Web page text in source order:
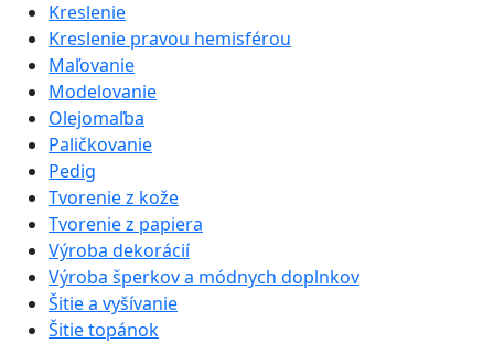
Kreslenie
Kreslenie pravou hemisférou
Maľovanie
Modelovanie
Olejomaľba
Paličkovanie
Pedig
Tvorenie z kože
Tvorenie z papiera
Výroba dekorácií
Výroba šperkov a módnych doplnkov
Šitie a vyšívanie
Šitie topánok